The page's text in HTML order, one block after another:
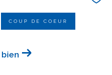
COUP DE COEUR